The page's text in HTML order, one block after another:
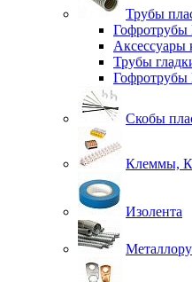
Трубы
Аксессуары
Трубы
Скобы
Клеммы,
Изолента